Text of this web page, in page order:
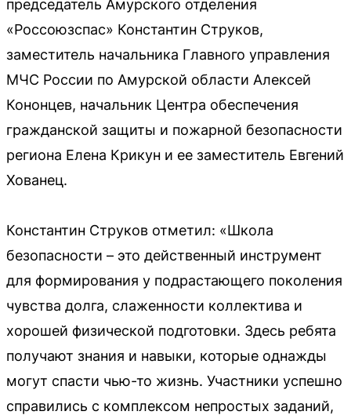
председатель Амурского отделения
«Россоюзспас» Константин Струков,
заместитель начальника Главного управления
МЧС России по Амурской области Алексей
Кононцев, начальник Центра обеспечения
гражданской защиты и пожарной безопасности
региона Елена Крикун и ее заместитель Евгений
Хованец.
Константин Струков отметил: «Школа
безопасности – это действенный инструмент
для формирования у подрастающего поколения
чувства долга, слаженности коллектива и
хорошей физической подготовки. Здесь ребята
получают знания и навыки, которые однажды
могут спасти чью-то жизнь. Участники успешно
справились с комплексом непростых заданий,